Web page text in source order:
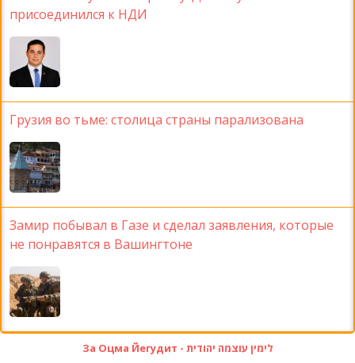
присоединился к НДИ
Грузия во тьме: столица страны парализована
Замир побывал в Газе и сделал заявления, которые
не понравятся в Вашингтоне
За Оцма Йегудит - לימין עוצמה יהודית